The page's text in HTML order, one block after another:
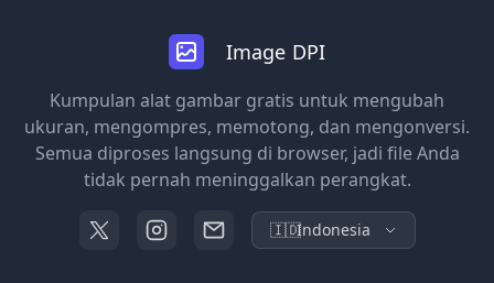
Image DPI
Kumpulan alat gambar gratis untuk mengubah
ukuran, mengompres, memotong, dan mengonversi.
Semua diproses langsung di browser, jadi file Anda
tidak pernah meninggalkan perangkat.
🇮🇩Indonesia